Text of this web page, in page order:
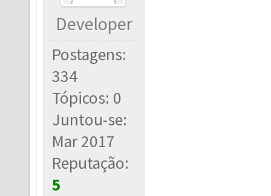
Developer
Postagens:
334
Tópicos: 0
Juntou-se:
Mar 2017
Reputação:
5